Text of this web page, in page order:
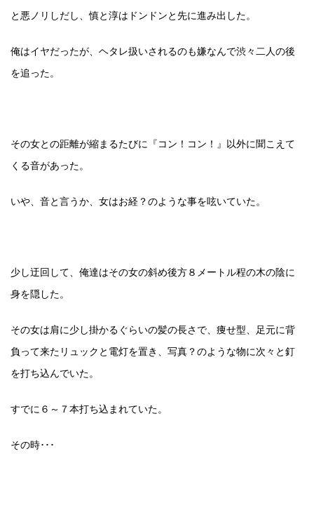
と悪ノリしだし、慎と淳はドンドンと先に進み出した。
俺はイヤだったが、ヘタレ扱いされるのも嫌なんで渋々二人の後
を追った。
その女との距離が縮まるたびに『コン！コン！』以外に聞こえて
くる音があった。
いや、音と言うか、女はお経？のような事を呟いていた。
少し迂回して、俺達はその女の斜め後方８メートル程の木の陰に
身を隠した。
その女は肩に少し掛かるぐらいの髪の長さで、痩せ型、足元に背
負って来たリュックと電灯を置き、写真？のような物に次々と釘
を打ち込んでいた。
すでに６～７本打ち込まれていた。
その時･･･